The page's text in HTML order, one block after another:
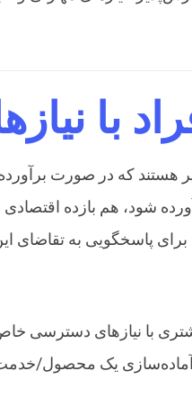
با
هستند که در صورت
شود، هم بازده
برای پاسخگویی به تقاضای
با نیازهای دسترسی خاص،